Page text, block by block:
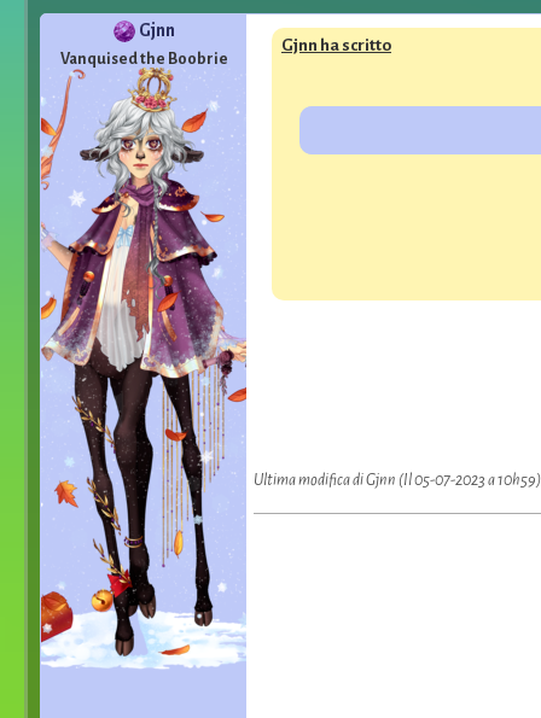
Gjnn
Vanquised the Boobrie
Gjnn ha scritto
Ultima modifica di Gjnn (Il 05-07-2023 a 10h59)